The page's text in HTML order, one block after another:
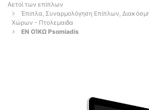
Αετοί των επίπλων
Έπιπλα, Συναρμολόγηση Επίπλων,
Χώρων - Πτολεμαιδα
ΕΝ ΟΊΚΩ Psomiadis